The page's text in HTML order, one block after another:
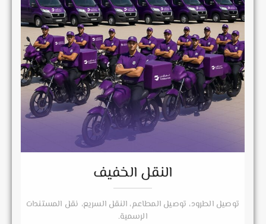
النقل الخفيف
توصيل الطرود، توصيل المطاعم، النقل السريع، نقل المستندات
الرسمية.